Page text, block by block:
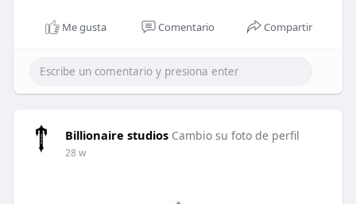
Me gusta Comentario Compartir
Billionaire studios Cambio su foto de perfil
28 w